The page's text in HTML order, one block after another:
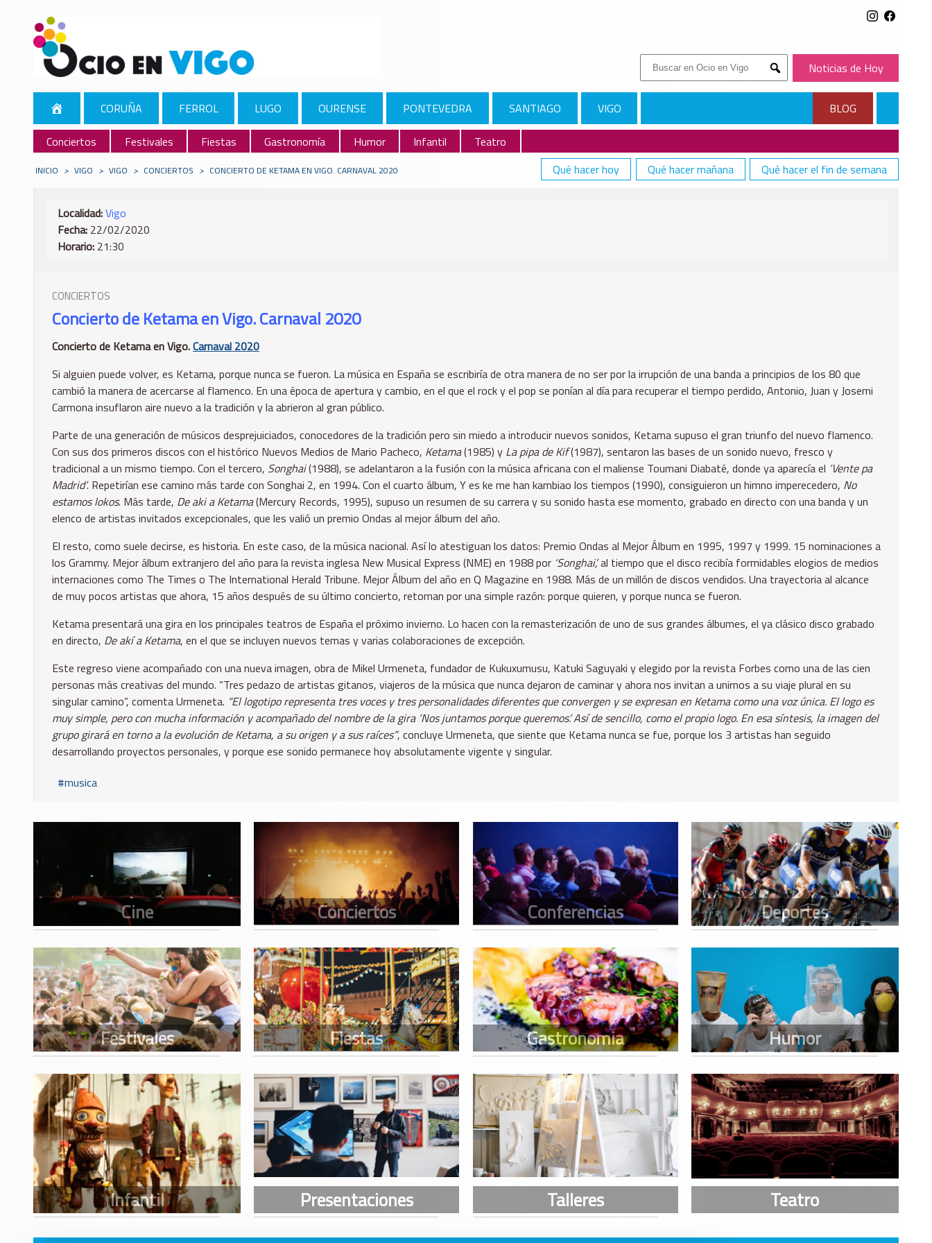
Buscar:
Submit
Noticias de Hoy
CORUÑA FERROL LUGO OURENSE PONTEVEDRA SANTIAGO VIGO
BLOG
Conciertos
Festivales Fiestas Gastronomía Humor Infantil
Teatro
Qué hacer hoy
Qué hacer mañana Qué hacer el fin de semana
INICIO > VIGO > VIGO > CONCIERTOS > CONCIERTO DE KETAMA EN VIGO. CARNAVAL 2020
Localidad:Vigo
Fecha: 22/02/2020
Horario: 21:30
CONCIERTOS
Concierto de Ketama en Vigo. Carnaval 2020
Concierto de Ketama en Vigo.Carnaval 2020
Si alguien puede volver, es Ketama, porque nunca se fueron. La música en España se escribiría de otra manera de no ser por la irrupción de una banda a principios de los 80 que
cambió la manera de acercarse al flamenco. En una época de apertura y cambio, en el que el rock y el pop se ponían al día para recuperar el tiempo perdido, Antonio, Juan y Josemi
Carmona insuflaron aire nuevo a la tradición y la abrieron al gran público.
Parte de una generación de músicos desprejuiciados, conocedores de la tradición pero sin miedo a introducir nuevos sonidos, Ketama supuso el gran triunfo del nuevo flamenco.
Con sus dos primeros discos con el histórico Nuevos Medios de Mario Pacheco, Ketama(1985) y La pipa de Kif(1987), sentaron las bases de un sonido nuevo, fresco y
tradicional a un mismo tiempo. Con el tercero, Songhai(1988), se adelantaron a la fusión con la música africana con el maliense Toumani Diabaté, donde ya aparecía el ‘Vente pa
Madrid’. Repetirían ese camino más tarde con Songhai 2, en 1994. Con el cuarto álbum, Y es ke me han kambiao los tiempos (1990), consiguieron un himno imperecedero, No
estamos lokos. Más tarde, De aki a Ketama(Mercury Records, 1995), supuso un resumen de su carrera y su sonido hasta ese momento, grabado en directo con una banda y un
elenco de artistas invitados excepcionales, que les valió un premio Ondas al mejor álbum del año.
El resto, como suele decirse, es historia. En este caso, de la música nacional. Así lo atestiguan los datos: Premio Ondas al Mejor Álbum en 1995, 1997 y 1999. 15 nominaciones a
los Grammy. Mejor álbum extranjero del año para la revista inglesa New Musical Express (NME) en 1988 por ‘Songhai’,al tiempo que el disco recibía formidables elogios de medios
internaciones como The Times o The International Herald Tribune. Mejor Álbum del año en Q Magazine en 1988. Más de un millón de discos vendidos. Una trayectoria al alcance
de muy pocos artistas que ahora, 15 años después de su último concierto, retoman por una simple razón: porque quieren, y porque nunca se fueron.
Ketama presentará una gira en los principales teatros de España el próximo invierno. Lo hacen con la remasterización de uno de sus grandes álbumes, el ya clásico disco grabado
en directo, De akí a Ketama, en el que se incluyen nuevos temas y varias colaboraciones de excepción.
Este regreso viene acompañado con una nueva imagen, obra de Mikel Urmeneta, fundador de Kukuxumusu, Katuki Saguyaki y elegido por la revista Forbes como una de las cien
personas más creativas del mundo. “Tres pedazo de artistas gitanos, viajeros de la música que nunca dejaron de caminar y ahora nos invitan a unirnos a su viaje plural en su
singular camino”, comenta Urmeneta. “El logotipo representa tres voces y tres personalidades diferentes que convergen y se expresan en Ketama como una voz única. El logo es
muy simple, pero con mucha información y acompañado del nombre de la gira ‘Nos juntamos porque queremos’. Así de sencillo, como el propio logo. En esa síntesis, la imagen del
grupo girará en torno a la evolución de Ketama, a su origen y a sus raíces”, concluye Urmeneta, que siente que Ketama nunca se fue, porque los 3 artistas han seguido
desarrollando proyectos personales, y porque ese sonido permanece hoy absolutamente vigente y singular.
musica